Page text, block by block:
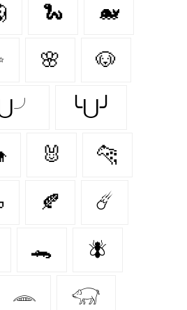
🐍 🐋
🌸 🐶
╰⋃╯
🐰 🐆
🍂 ☄️
🐊 🪰
𓂎 𓃟